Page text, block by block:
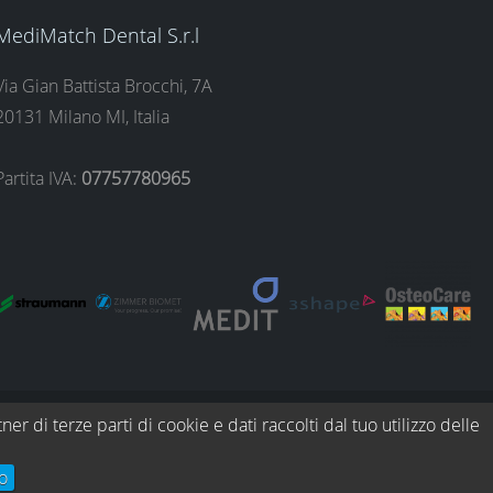
Dental S.r.l
Gian Battista Brocchi, 7A
Milano MI, Italia
IVA: 07757780965
di terze parti di cookie e dati raccolti dal tuo utilizzo delle